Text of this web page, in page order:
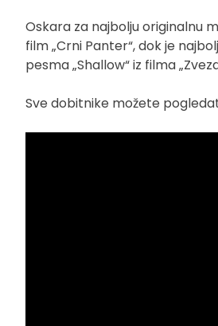
Oskara za najbolju originalnu
film „Crni Panter“, dok je
pesma „Shallow“ iz filma
Sve dobitnike možete